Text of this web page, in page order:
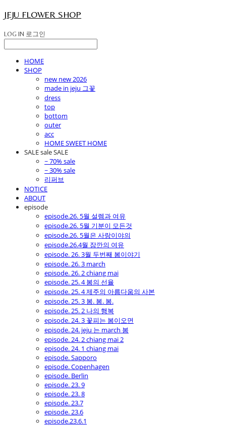
JEJU FLOWER SHOP
LOG IN 로그인
HOME
SHOP
new new 2026
made in jeju 그꽃
dress
top
bottom
outer
acc
HOME SWEET HOME
SALE sale SALE
~ 70% sale
~ 30% sale
리퍼브
NOTICE
ABOUT
episode
episode.26. 5월 설렘과 여유
episode.26. 5월 기분이 모든것
episode.26. 5월은 사랑이야의
episode.26.4월 잠깐의 여유
episode. 26. 3월 두번째 봄이야기
episode. 26. 3 march
episode. 26. 2 chiang mai
episode. 25. 4 봄의 선율
episode. 25. 4 제주의 아름다움의 사본
episode. 25. 3 봄. 봄. 봄.
episode. 25. 2 나의 행복
episode. 24. 3 꽃피는 봄이오면
episode. 24. jeju 는 march 봄
episode. 24. 2 chiang mai 2
episode. 24. 1 chiang mai
episode. Sapporo
episode. Copenhagen
episode. Berlin
episode. 23. 9
episode. 23. 8
episode. 23.7
episode. 23.6
episode.23.6.1